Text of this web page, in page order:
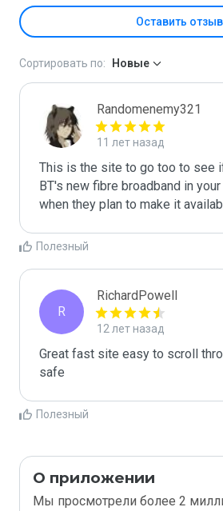
Оставить отзыв
Сортировать по: Новые
Randomenemy321
11 лет назад
This is the site to go too to see
BT's new fibre broadband in
when they plan to make it
Полезный
R
RichardPowell
12 лет назад
Great fast site easy to scroll
safe
Полезный
О приложении
Мы просмотрели более 2